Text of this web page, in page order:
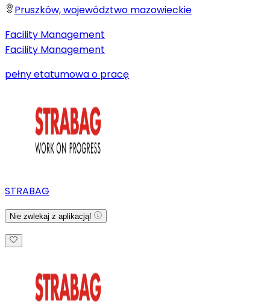
Pruszków, województwo mazowieckie
Facility Management
Facility Management
pełny etatumowa o pracę
STRABAG
Nie zwlekaj z aplikacją!